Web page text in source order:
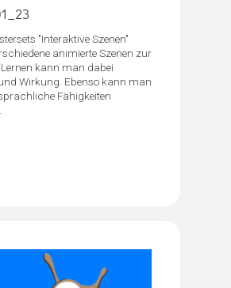
"Interaktive Szenen"
animierte Szenen zur
kann man dabei
Wirkung. Ebenso kann man
Fähigkeiten